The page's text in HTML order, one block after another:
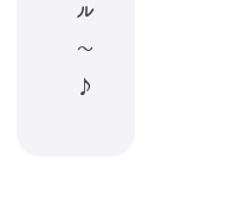
ル
～
♪